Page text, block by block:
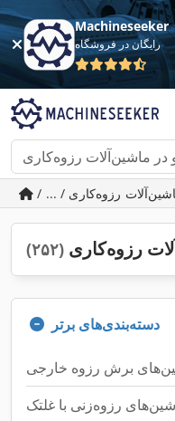
Machineseeker
رایگان در فروشگاه
رزوه‌کاری (۲۵۲)
دسته‌بندی‌های برتر
برش رزوه خارجی
رزوه‌زنی با غلتک